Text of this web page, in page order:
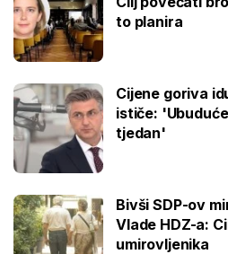
to planira
Cijene goriva
ističe:
tjedan'
Bivši SDP-ov
Vlade HDZ-a:
umirovljenika